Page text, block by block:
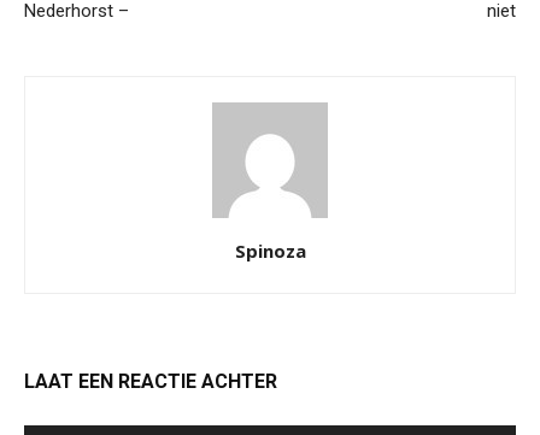
Nederhorst –
niet
Spinoza
LAAT EEN REACTIE ACHTER